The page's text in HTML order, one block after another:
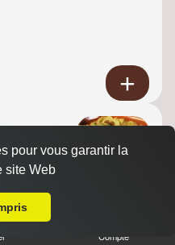
Compte
pour vous garantir la
site Web